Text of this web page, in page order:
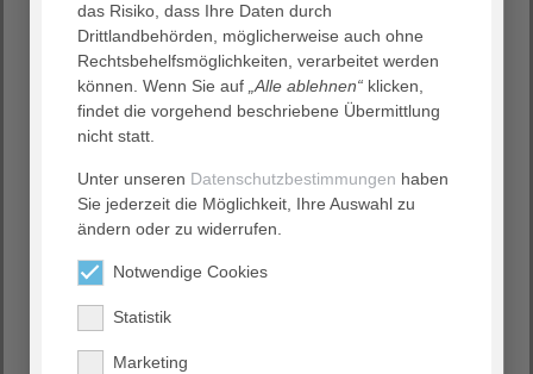
die Pflegebedürftigen am Ende ausbaden müssen. Wir
müssen es schaffen, wieder mehr Pflegende in den Beruf
zurückzuholen und noch mehr Auszubildende für den
Pflegeberuf zu gewinnen. Das geht nur, wenn
Pflegekräfte eine nennenswerte Anerkennung ihrer
Leistung erhalten. Eine bessere Personalausstattung und
verlässliche freie Zeiten sowie freie Wochenenden“, führt
Unger weiter aus. Denn Pflege konkurriere mit
zahlreichen Ausbildungsberufen, die besser bezahlt
seien und eben genau diese verlässlichen und
familienfreundlichen Arbeitszeiten haben.
Das von Wissenschaftlern um Professor Rothgang
entwickelte Personalbemessungsinstrument für die
das Risiko, dass Ihre Daten durch
Drittlandbehörden, möglicherweise auch ohne
Rechtsbehelfsmöglichkeiten, verarbeitet werden
können. Wenn Sie auf „Alle ablehnen“ klicken,
findet die vorgehend beschriebene Übermittlung
nicht statt.
Unter unseren Datenschutzbestimmungen haben
Sie jederzeit die Möglichkeit, Ihre Auswahl zu
ändern oder zu widerrufen.
Notwendige Cookies
Statistik
Marketing